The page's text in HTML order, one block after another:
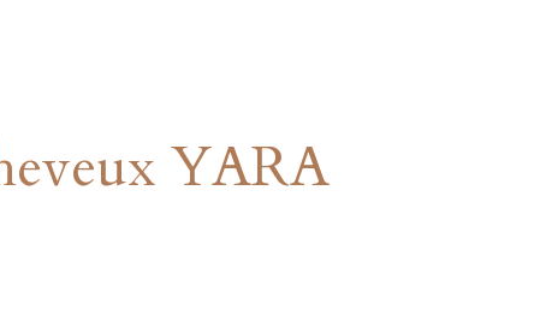
YARA